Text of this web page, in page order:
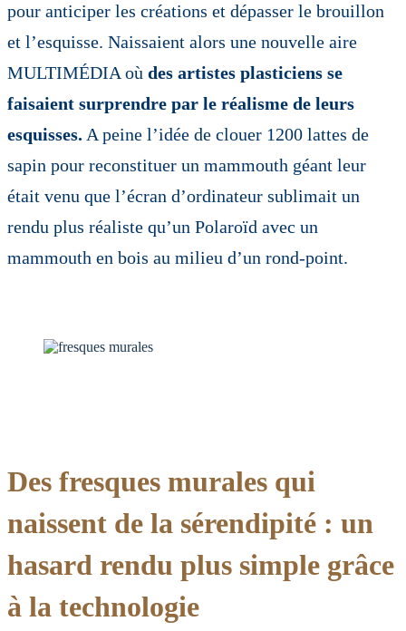
pour anticiper les créations et dépasser le brouillon
et l’esquisse. Naissaient alors une nouvelle aire
MULTIMÉDIA où des artistes plasticiens se
faisaient surprendre par le réalisme de leurs
esquisses. A peine l’idée de clouer 1200 lattes de
sapin pour reconstituer un mammouth géant leur
était venu que l’écran d’ordinateur sublimait un
rendu plus réaliste qu’un Polaroïd avec un
mammouth en bois au milieu d’un rond-point.
Des fresques murales qui
naissent de la sérendipité : un
hasard rendu plus simple grâce
à la technologie